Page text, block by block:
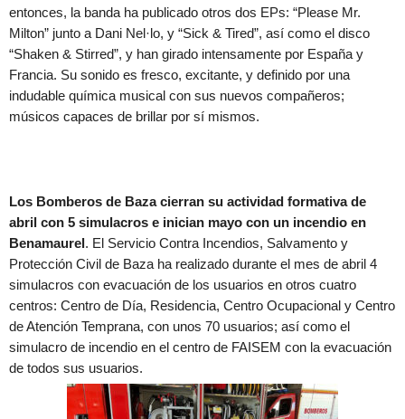
entonces, la banda ha publicado otros dos EPs: “Please Mr.
Milton” junto a Dani Nel·lo, y “Sick & Tired”, así como el disco
“Shaken & Stirred”, y han girado intensamente por España y
Francia. Su sonido es fresco, excitante, y definido por una
indudable química musical con sus nuevos compañeros;
músicos capaces de brillar por sí mismos.
Los Bomberos de Baza cierran su actividad formativa de
abril con 5 simulacros e inician mayo con un incendio en
Benamaurel. El Servicio Contra Incendios, Salvamento y
Protección Civil de Baza ha realizado durante el mes de abril 4
simulacros con evacuación de los usuarios en otros cuatro
centros: Centro de Día, Residencia, Centro Ocupacional y Centro
de Atención Temprana, con unos 70 usuarios; así como el
simulacro de incendio en el centro de FAISEM con la evacuación
de todos sus usuarios.